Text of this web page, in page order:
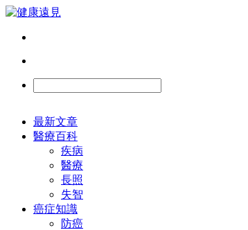
最新文章
醫療百科
疾病
醫療
長照
失智
癌症知識
防癌